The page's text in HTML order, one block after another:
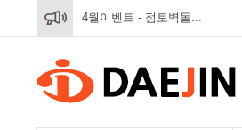
4월이벤트 - 점토벽돌...